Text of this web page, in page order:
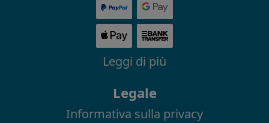
Leggi di più
Legale
Informativa sulla privacy